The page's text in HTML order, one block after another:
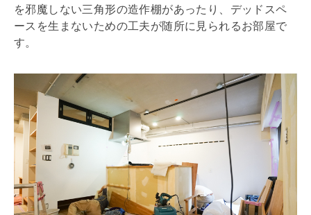
を邪魔しない三角形の造作棚があったり、デッドスペ
ースを生まないための工夫が随所に見られるお部屋で
す。